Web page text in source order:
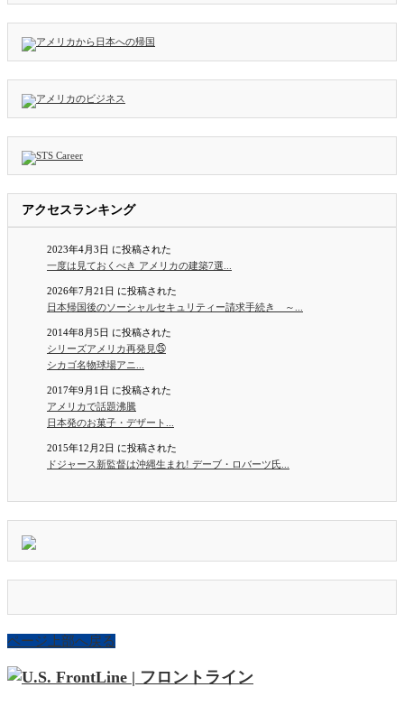
アクセスランキング
2023年4月3日 に投稿された
一度は見ておくべき アメリカの建築7選...
2026年7月21日 に投稿された
日本帰国後のソーシャルセキュリティー請求手続き ～...
2014年8月5日 に投稿された
シリーズアメリカ再発見㉕
シカゴ名物球場アニ...
2017年9月1日 に投稿された
アメリカで話題沸騰
日本発のお菓子・デザート...
2015年12月2日 に投稿された
ドジャース新監督は沖縄生まれ! デーブ・ロバーツ氏...
ページ上部へ戻る